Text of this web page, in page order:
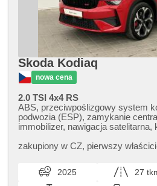
Skoda Kodiaq
nowa cena
2.0 TSI 4x4 RS
ABS, przeciwpoślizgowy system
podwozia (ESP), zamykanie
immobilizer, nawigacja satelitarna,
tapicerka, podgrzewane fotele,
kierowniczego, przyciemniane
hands free, czujnik deszczu,
zakupiony w CZ,​ pierwszy
2025 27